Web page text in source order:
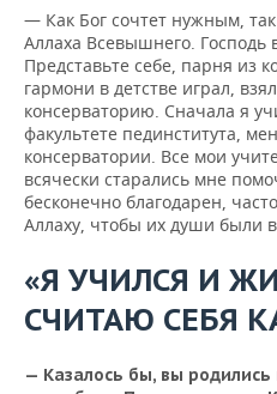
— Как Бог сочтет нужным,
Аллаха Всевышнего. Господь
Представьте себе, парня из
гармони в детстве играл,
консерваторию. Сначала я
факультете пединститута,
консерватории. Все мои
всячески старались мне
бесконечно благодарен,
Аллаху, чтобы их души были
«Я УЧИЛСЯ И
СЧИТАЮ СЕБЯ
— Казалось бы, вы родились